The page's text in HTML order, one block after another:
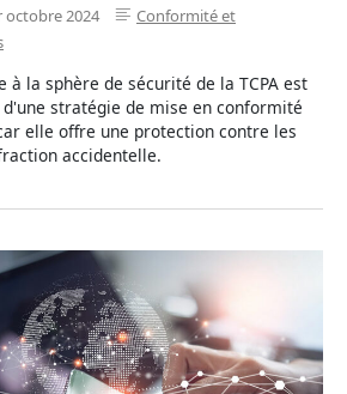
octobre 2024
Conformité et
à la sphère de sécurité de la TCPA est
stratégie de mise en conformité
elle offre une protection contre les
accidentelle.